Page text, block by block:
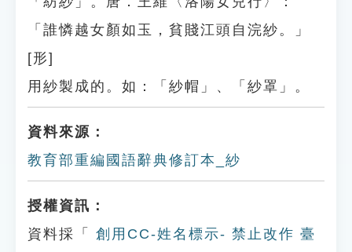
「誰憐越女顏如玉，貧賤江頭自浣紗。」
[形]
用紗製成的。如：「紗帽」、「紗罩」。
資料來源：
教育部重編國語辭典修訂本_紗
授權資訊：
資料採「
創用CC-姓名標示- 禁止改作 臺